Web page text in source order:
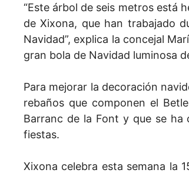
“Este árbol de seis metros está
de Xixona, que han trabajado
Navidad”, explica la concejal
gran bola de Navidad luminosa
Para mejorar la decoración
rebaños que componen el
Barranc de la Font y que se
fiestas.
Xixona celebra esta semana la